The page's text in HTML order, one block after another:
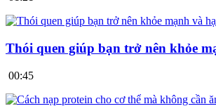
Thói quen giúp bạn trở nên khỏe
00:45